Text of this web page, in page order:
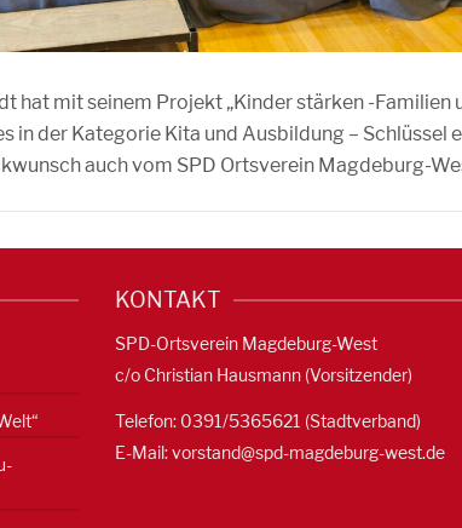
hat mit seinem Projekt „Kinder stärken -Familien
in der Kategorie Kita und Ausbildung – Schlüssel
auch vom SPD Ortsverein Magdeburg-
KONTAKT
SPD-Ortsverein Magdeburg-West
c/o Christian Hausmann (Vorsitzender)
Telefon: 0391/5365621 (Stadtverband)
E-Mail:vorstand@spd-magdeburg-west.de